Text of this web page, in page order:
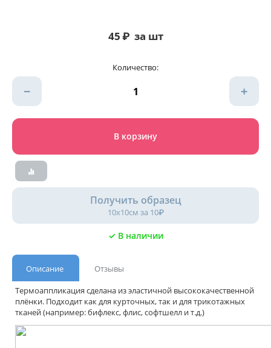
45₽ за шт
Количество:
+
−
В корзину
Получить образец
10х10см за 10₽
✓ В наличии
Описание
Отзывы
Термоаппликация сделана из эластичной высококачественной
плёнки. Подходит как для курточных, так и для трикотажных
тканей (например: бифлекс, флис, софтшелл и т.д.)